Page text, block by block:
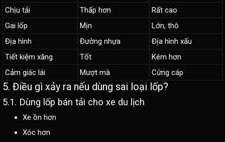
Chịu tải
Thấp hơn
Rất cao
Gai lốp
Mịn
Lớn, thô
Địa hình
Đường nhựa
Địa hình xấu
Tiết kiệm xăng
Tốt
Kém hơn
Cảm giác lái
Mượt mà Cứng cáp
5. Điều gì xảy ra nếu dùng sai loại lốp?
5.1. Dùng lốp bán tải cho xe du lịch
Xe ồn hơn
Xóc hơn